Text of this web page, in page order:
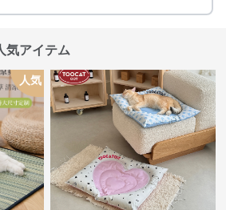
気アイテム
人気